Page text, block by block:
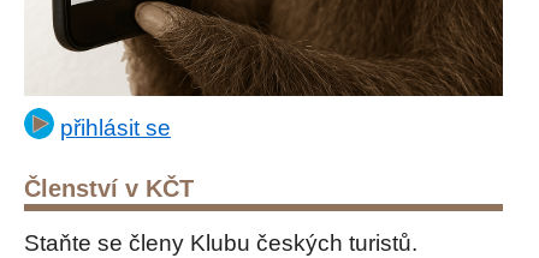
přihlásit se
Členství v KČT
Staňte se členy Klubu českých turistů.